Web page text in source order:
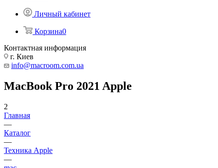
Личный кабинет
Корзина0
Контактная информация
г. Киев
info@macroom.com.ua
MacBook Pro 2021 Apple
2
Главная
—
Каталог
—
Техника Apple
—